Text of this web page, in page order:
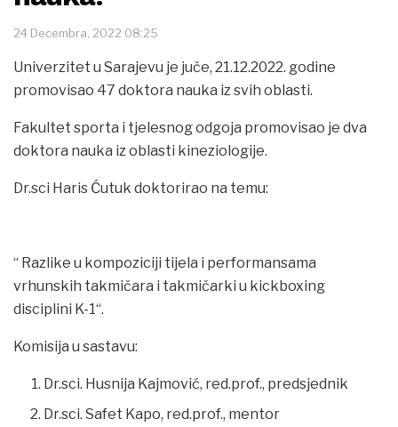
24 Decembra, 2022 08:25
Univerzitet u Sarajevu je juče, 21.12.2022. godine
promovisao 47 doktora nauka iz svih oblasti.
Fakultet sporta i tjelesnog odgoja promovisao je dva
doktora nauka iz oblasti kineziologije.
Dr.sci Haris Ćutuk doktorirao na temu:
“ Razlike u kompoziciji tijela i performansama
vrhunskih takmičara i takmičarki u kickboxing
disciplini K-1“.
Komisija u sastavu:
Dr.sci. Husnija Kajmović, red.prof., predsjednik
Dr.sci. Safet Kapo, red.prof., mentor